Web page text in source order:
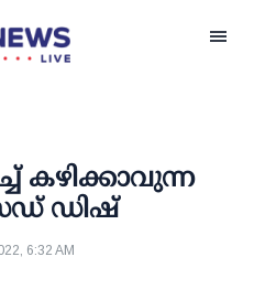
കഴിക്കാവുന്ന
ഡിഷ്
6:32 AM